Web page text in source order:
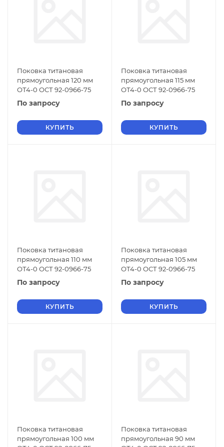
Поковка титановая
прямоугольная 120 мм
ОТ4-0 ОСТ 92-0966-75
По запросу
КУПИТЬ
Поковка титановая
прямоугольная 115 мм
ОТ4-0 ОСТ 92-0966-75
По запросу
КУПИТЬ
Поковка титановая
прямоугольная 110 мм
ОТ4-0 ОСТ 92-0966-75
По запросу
КУПИТЬ
Поковка титановая
прямоугольная 105 мм
ОТ4-0 ОСТ 92-0966-75
По запросу
КУПИТЬ
Поковка титановая
прямоугольная 100 мм
Поковка титановая
прямоугольная 90 мм